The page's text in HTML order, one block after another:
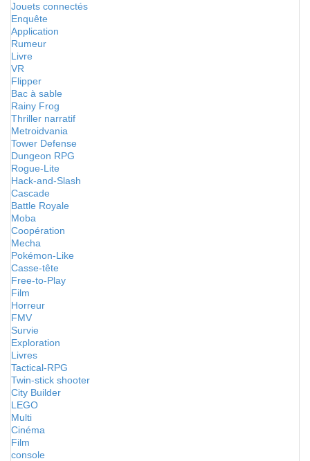
Jouets connectés
Enquête
Application
Rumeur
Livre
VR
Flipper
Bac à sable
Rainy Frog
Thriller narratif
Metroidvania
Tower Defense
Dungeon RPG
Rogue-Lite
Hack-and-Slash
Cascade
Battle Royale
Moba
Coopération
Mecha
Pokémon-Like
Casse-tête
Free-to-Play
Film
Horreur
FMV
Survie
Exploration
Livres
Tactical-RPG
Twin-stick shooter
City Builder
LEGO
Multi
Cinéma
Film
console